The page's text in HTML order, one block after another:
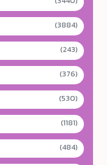
(3884)
(243)
(376)
(530)
(1181)
(484)